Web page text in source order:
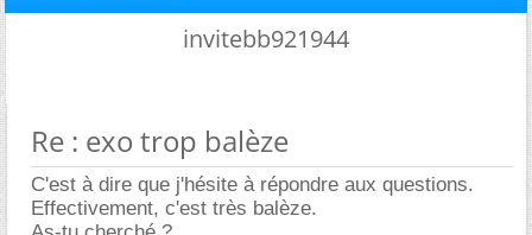
invitebb921944
Re : exo trop balèze
C'est à dire que j'hésite à répondre aux questions.
Effectivement, c'est très balèze.